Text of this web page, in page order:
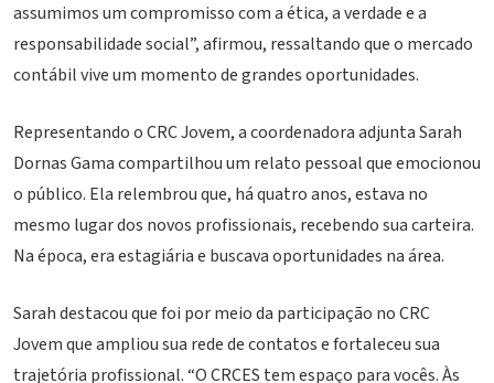
assumimos um compromisso com a ética, a verdade e a
responsabilidade social”, afirmou, ressaltando que o mercado
contábil vive um momento de grandes oportunidades.
Representando o CRC Jovem, a coordenadora adjunta Sarah
Dornas Gama compartilhou um relato pessoal que emocionou
o público. Ela relembrou que, há quatro anos, estava no
mesmo lugar dos novos profissionais, recebendo sua carteira.
Na época, era estagiária e buscava oportunidades na área.
Sarah destacou que foi por meio da participação no CRC
Jovem que ampliou sua rede de contatos e fortaleceu sua
trajetória profissional. “O CRCES tem espaço para vocês. Às